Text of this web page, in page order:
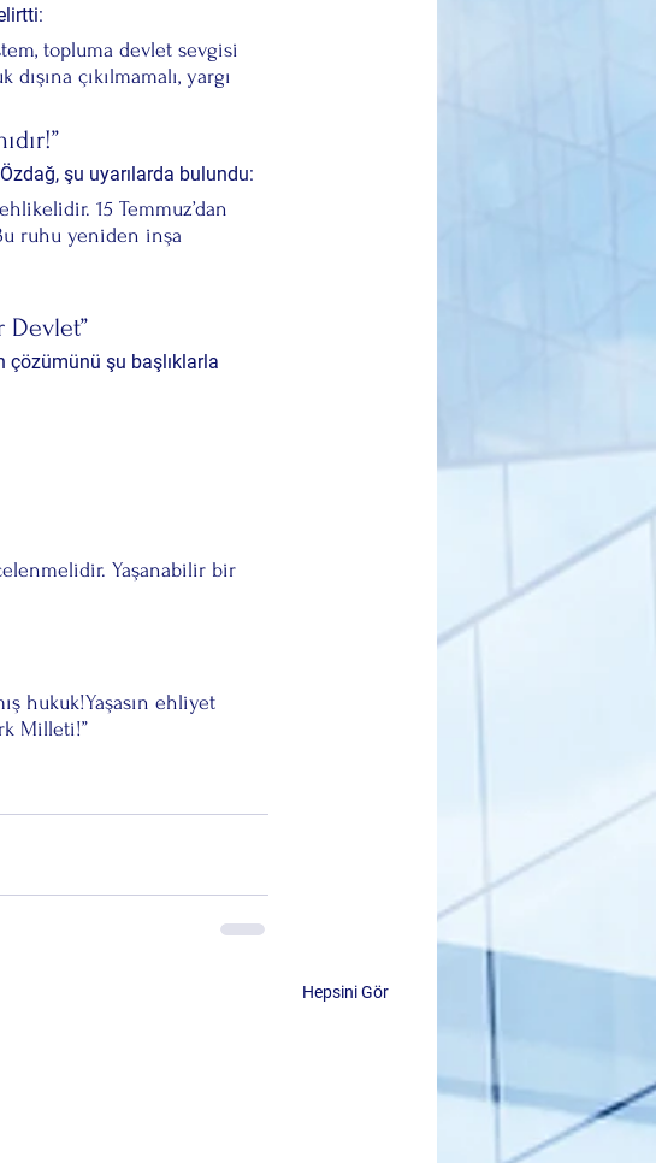
topluma devlet sevgisi
çıkılmamalı, yargı
şu uyarılarda bulundu:
15 Temmuz’dan
ruhu yeniden inşa
Devlet”
çözümünü şu başlıklarla
Yaşanabilir bir
hukuk!Yaşasın ehliyet
Milleti!”
Hepsini Gör